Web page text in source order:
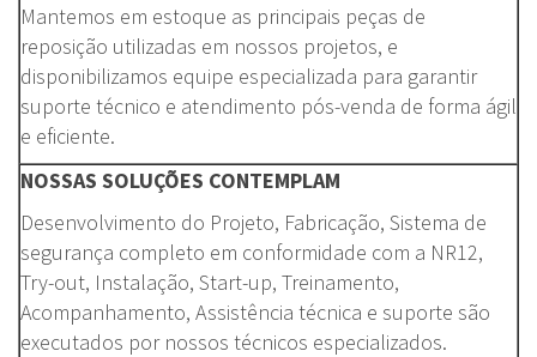
Mantemos em estoque as principais peças de
reposição utilizadas em nossos projetos, e
disponibilizamos equipe especializada para garantir
suporte técnico e atendimento pós-venda de forma ágil
e eficiente.
NOSSAS SOLUÇÕES CONTEMPLAM
Desenvolvimento do Projeto, Fabricação, Sistema de
segurança completo em conformidade com a NR12,
Try-out, Instalação, Start-up, Treinamento,
Acompanhamento, Assistência técnica e suporte são
executados por nossos técnicos especializados.